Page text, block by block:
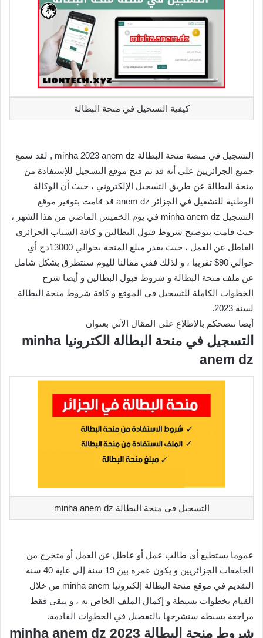
كيفية التسحيل في منحة البطالة
التسجيل في منصة منحة البطالة minha 2023 anem dz , لقد سمع
جميع الجزائريين على أنه قد تم فتح موقع التسجيل للإستفادة من
منحة البطالة عن طريق التسجيل الإلكتروني ، حيث أن الوكالة
الوطنية للتشغيل في الجزائر anem dz قد قامت بتوفير موقع
التسجيل minha anem dz في يوم الخميس الماضي من هذا الشهر ،
حيث قامت بتوضيح شروط قبول البطالين و كافة الشباب الجزائري
العاطل عن العمل ، حيث يقدر مبلغ المنحة بحوالي 13000دج أي
حوالي 90$ تقريبا ، و لذلك ففي مقالنا لليوم سنتطرق بشكل شامل
عن ملف منحة البطالة و شروط قبول البطالين و أيضا شرح
الخطوات الكاملة للتسجيل في الموقع و كافة شروط منحة البطالة
لسنة 2023.
أيضا ننصحكم بالإطلاع على المقال الآتي بعنوان
التسجيل في منحة البطالة الكترونيا minha
anem dz
التسجيل في منحة البطالة minha anem dz
عموما يستطيع أي طالب عمل أو عاطل عن العمل أو متخرج من
الجامعات الجزائريين و يكون عمره بين 19 سنة إلى غاية 40 سنة
التقديم في موقع منحة البطالة إلكترونيا minha anem من خلال
القيام بخطوات بسيطة و إكمال الملف الخاص به ، و يبقى فقط
مراجعة بسيطة سنشرحها بالتفصيل في الخطوات القادمة.
شروط منحة البطالة 2023 minha anem dz